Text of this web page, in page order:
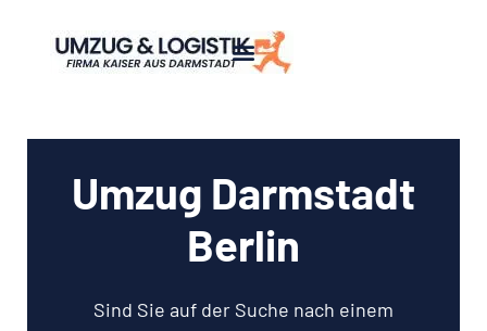
Umzug Darmstadt
Berlin
Sind Sie auf der Suche nach einem